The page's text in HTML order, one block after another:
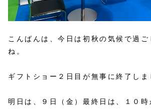
こんばんは、今日は初秋の気候で過ご
ね。
ギフトショー２日目が無事に終了しま
明日は、９日（金）最終日は、１０